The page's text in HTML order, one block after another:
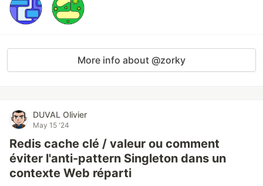
More info about @zorky
DUVAL Olivier
May 15 '24
Redis cache clé / valeur ou comment
éviter l'anti-pattern Singleton dans un
contexte Web réparti